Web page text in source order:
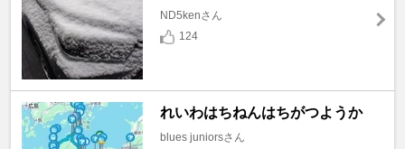
ND5kenさん
124
れいわはちねんはちがつようか
blues juniorsさん